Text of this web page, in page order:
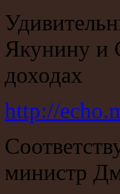
Якунину и
доходах
http://
министр